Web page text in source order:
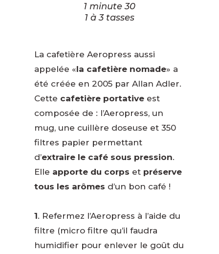
1 minute 30
1 à 3 tasses
La cafetière Aeropress aussi
appelée «la cafetière nomade» a
été créée en 2005 par Allan Adler.
Cette cafetière portativeest
composée de : l’Aeropress, un
mug, une cuillère doseuse et 350
filtres papier permettant
d’extraire le café sous pression.
Elle apporte du corps et préserve
tous les arômes d’un bon café !
1. Refermez l’Aeropress à l’aide du
filtre (micro filtre qu’il faudra
humidifier pour enlever le goût du